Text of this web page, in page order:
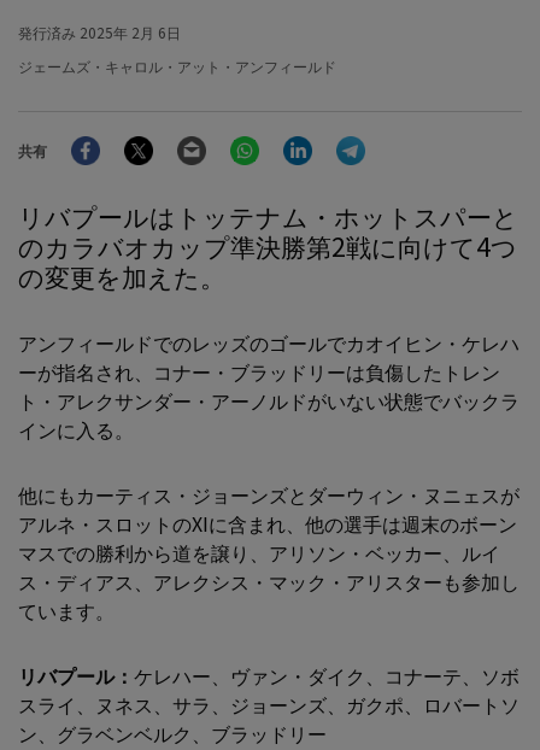
発行済み 2025年 2月 6日
ジェームズ・キャロル・アット・アンフィールド
共有
FacebookTwitter Email WhatsAppLinkedIn
リバプールはトッテナム・ホットスパーと
のカラバオカップ準決勝第2戦に向けて4つ
の変更を加えた。
アンフィールドでのレッズのゴールでカオイヒン・ケレハ
ーが指名され、コナー・ブラッドリーは負傷したトレン
ト・アレクサンダー・アーノルドがいない状態でバックラ
インに入る。
他にもカーティス・ジョーンズとダーウィン・ヌニェスが
アルネ・スロットのXIに含まれ、他の選手は週末のボーン
マスでの勝利から道を譲り、アリソン・ベッカー、ルイ
ス・ディアス、アレクシス・マック・アリスターも参加し
ています。
リバプール： ケレハー、ヴァン・ダイク、コナーテ、ソボ
スライ、ヌネス、サラ、ジョーンズ、ガクポ、ロバートソ
ン、グラベンベルク、ブラッドリー